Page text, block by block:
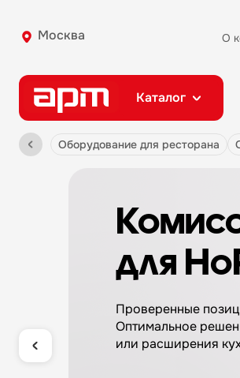
Москва О
Каталог
оборудование для ресторана
для
Проверенные
Оптимальное
или расширения